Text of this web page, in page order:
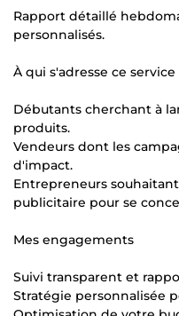
Rapport détaillé
personnalisés.
À qui s'adresse ce service
Débutants cherchant à
produits.
Vendeurs dont les
d'impact.
Entrepreneurs
publicitaire pour se
Mes engagements
Suivi transparent et
Stratégie personnalisée